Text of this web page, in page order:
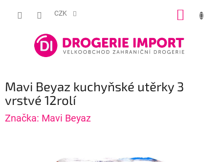
CZK
Mavi Beyaz kuchyňské utěrky 3
vrstvé 12rolí
Značka: Mavi Beyaz